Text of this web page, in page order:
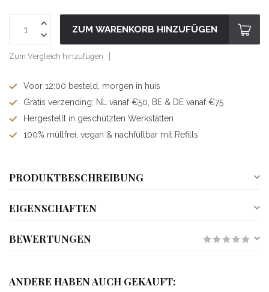
ZUM WARENKORB HINZUFÜGEN
Zum Vergleich hinzufügen
Voor 12:00 besteld, morgen in huis
Gratis verzending: NL vanaf €50, BE & DE vanaf €75
Hergestellt in geschützten Werkstätten
100% müllfrei, vegan & nachfüllbar mit Refills
PRODUKTBESCHREIBUNG
EIGENSCHAFTEN
BEWERTUNGEN
ANDERE HABEN AUCH GEKAUFT: